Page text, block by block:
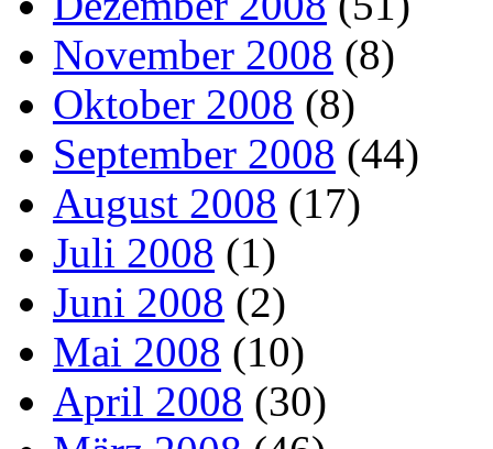
November 2008 (8)
Oktober 2008 (8)
September 2008 (44)
August 2008 (17)
Juli 2008 (1)
Juni 2008 (2)
Mai 2008 (10)
April 2008 (30)